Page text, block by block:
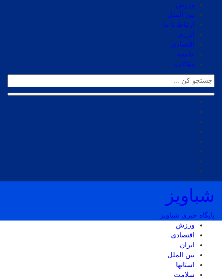
ورزش
بین الملل
ارتباط با ما
انرژی
اقتصادی
جامعه
مقالات
شباویز
پایگاه خبری شباویز
ورزش
اقتصادی
ایران
بین الملل
استانها
سلامت